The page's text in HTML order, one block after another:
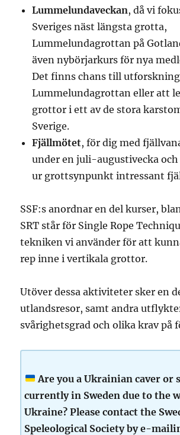
Lummelundaveckan, då vi
Sveriges näst längsta grotta,
Lummelundagrottan på
även nybörjarkurs för nya
Det finns chans till
Lummelundagrottan eller att
grottor i ett av de stora
Sverige.
Fjällmötet, för dig med
under en juli-augustivecka
ur grottsynpunkt intressant
SSF:s anordnar en del kurser,
SRT står för Single Rope
tekniken vi använder för att
rep inne i vertikala grottor.
Utöver dessa aktiviteter sker en
utlandsresor, samt andra
svårighetsgrad och olika krav på
Are you a Ukrainian caver or
currently in Sweden due to the
Ukraine? Please contact the
Speleological Society by e-